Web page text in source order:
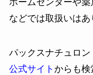
ホームセンターや
などでは取扱いはあ
パックスナチュロ
公式サイト からも検